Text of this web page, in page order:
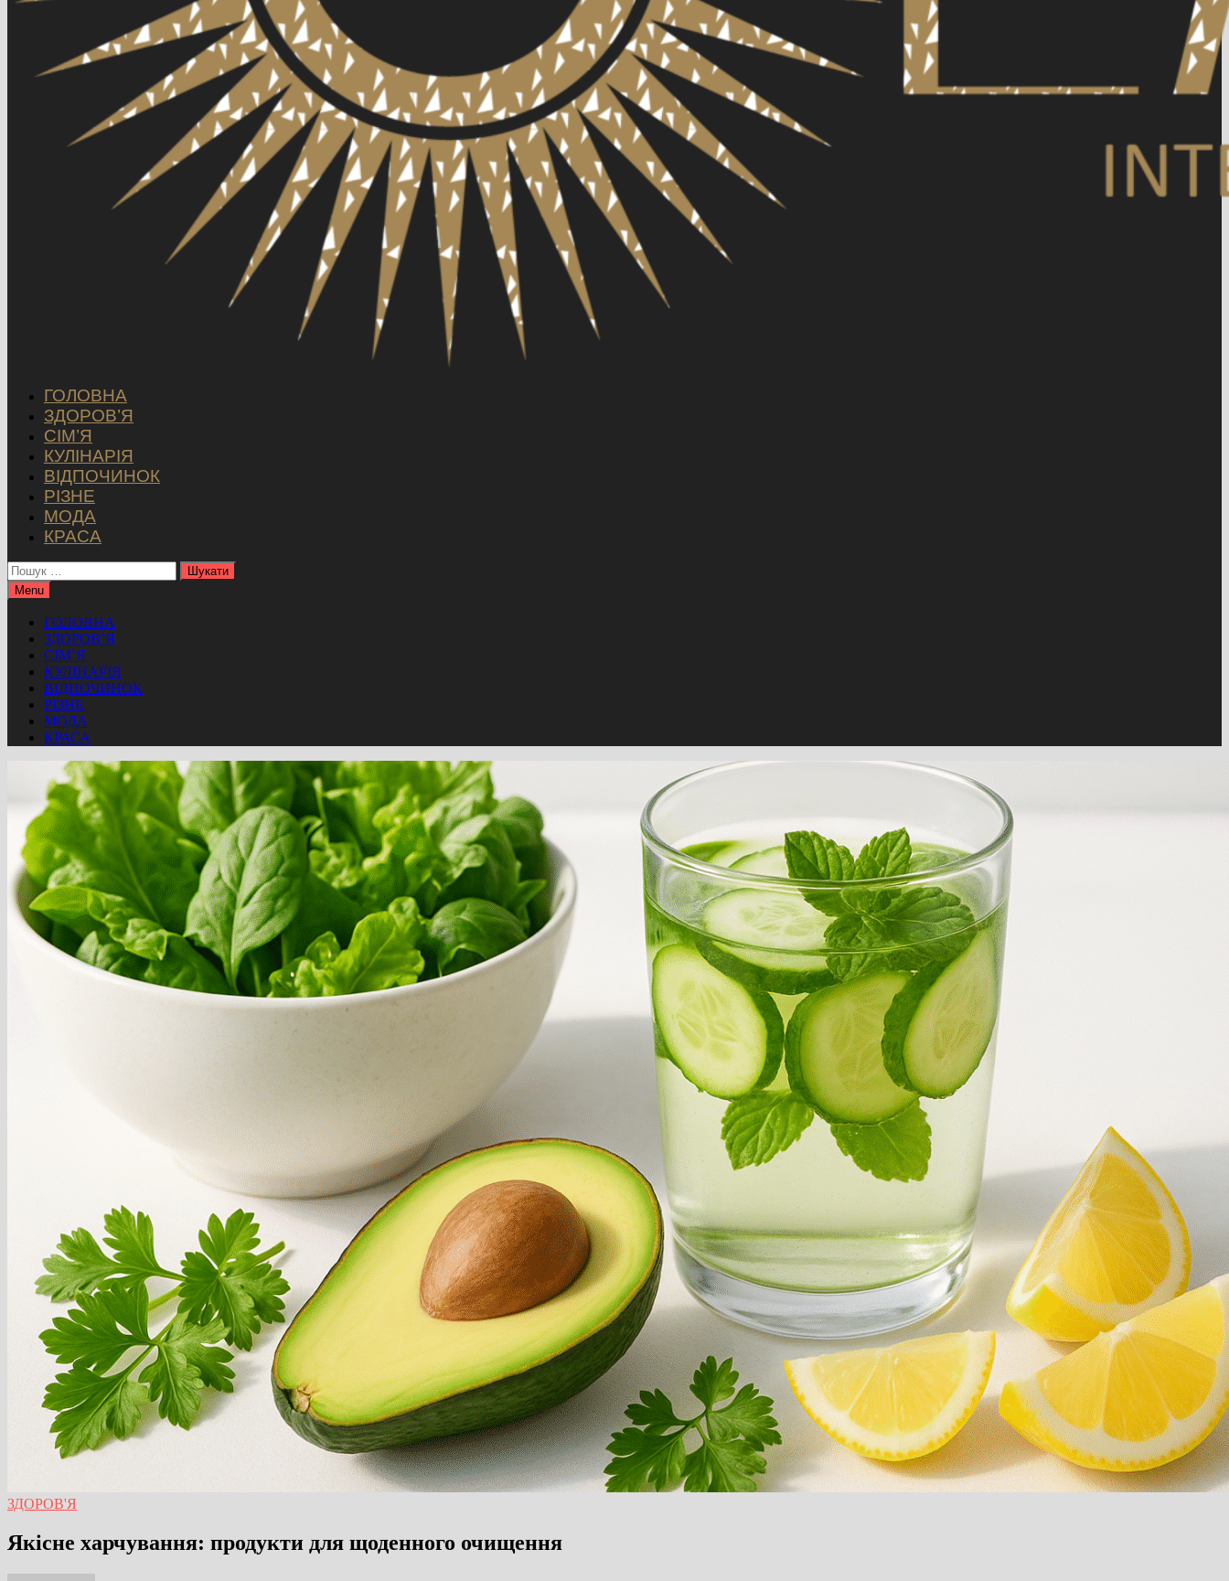
ГОЛОВНА
ЗДОРОВ’Я
СІМ’Я
КУЛІНАРІЯ
ВІДПОЧИНОК
РІЗНЕ
МОДА
КРАСА
Пошук:
Menu
ГОЛОВНА
ЗДОРОВ’Я
СІМ’Я
КУЛІНАРІЯ
ВІДПОЧИНОК
РІЗНЕ
МОДА
КРАСА
ЗДОРОВ'Я
Якісне харчування: продукти для щоденного очищення